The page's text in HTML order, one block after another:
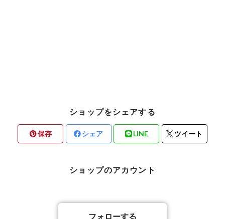
ショップをシェアする
保存 シェア LINE ツイート
ショップのアカウント
フォローする